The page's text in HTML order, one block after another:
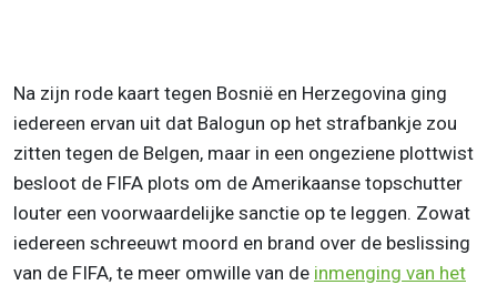
Na zijn rode kaart tegen Bosnië en Herzegovina ging
iedereen ervan uit dat Balogun op het strafbankje zou
zitten tegen de Belgen, maar in een ongeziene plottwist
besloot de FIFA plots om de Amerikaanse topschutter
louter een voorwaardelijke sanctie op te leggen. Zowat
iedereen schreeuwt moord en brand over de beslissing
van de FIFA, te meer omwille van de inmenging van het